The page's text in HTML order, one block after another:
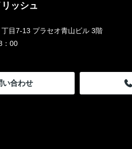
ッシュ
目7-13 プラセオ青山ビル 3階
：00
い合わせ